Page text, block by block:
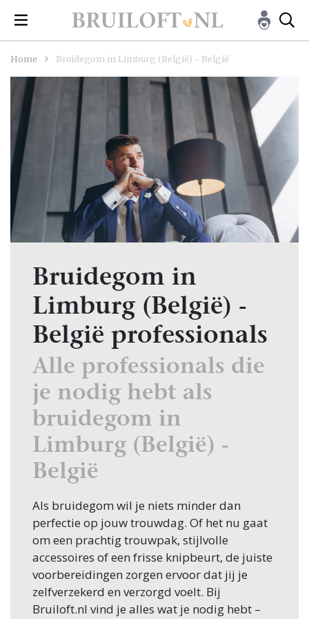
Home Bruidegom in Limburg (België) - België
Bruidegom in
Limburg (België) -
België professionals
Alle professionals die
je nodig hebt als
bruidegom in
Limburg (België) -
België
Als bruidegom wil je niets minder dan
perfectie op jouw trouwdag. Of het nu gaat
om een prachtig trouwpak, stijlvolle
accessoires of een frisse knipbeurt, de juiste
voorbereidingen zorgen ervoor dat jij je
zelfverzekerd en verzorgd voelt. Bij
Bruiloft.nl vind je alles wat je nodig hebt –